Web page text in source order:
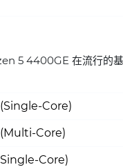
5 4400GE 在流行的
Core)
Core)
Core)